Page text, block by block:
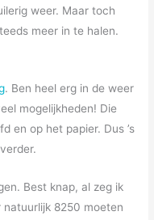
weer. Maar toch
meer in te halen.
. Ben heel erg in de weer
mogelijkheden! Die
en op het papier. Dus ’s
Best knap, al zeg ik
natuurlijk 8250 moeten